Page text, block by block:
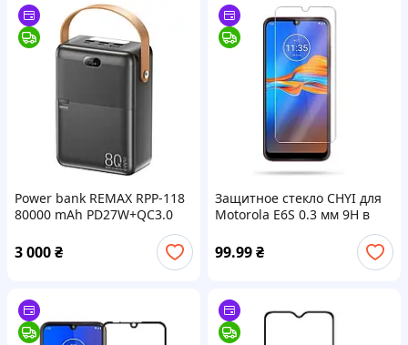
Power bank REMAX RPP-118
80000 mAh PD27W+QC3.0
(22.5W) с быстрой зарядкой,
фонариком и дисплеем
3xUSB Grey
3 000₴
Защитное стекло CHYI для
Motorola E6S 0.3 мм 9H в
99.99₴